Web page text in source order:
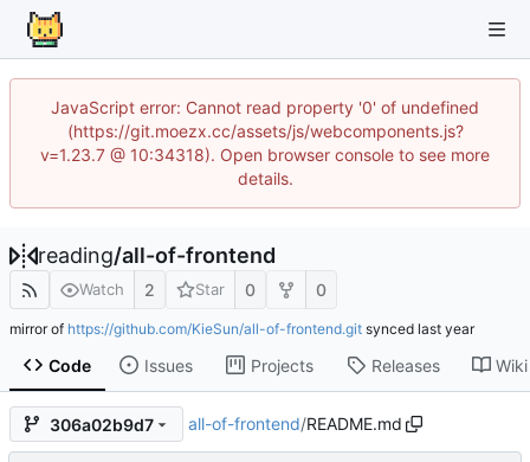
JavaScript error: Cannot read property '0' of undefined
(https://git.moezx.cc/assets/js/webcomponents.js?
v=1.23.7 @ 10:34318). Open browser console to see more
details.
reading/all-of-frontend
Watch 2 Star 0 0
mirror of https://github.com/KieSun/all-of-frontend.git synced
Code Issues Projects Releases Wiki
306a02b9d7 all-of-frontend/README.md